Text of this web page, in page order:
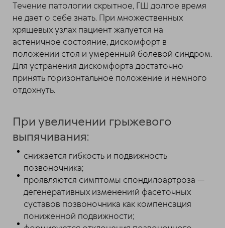
Течение патологии скрытное, ГШ долгое время
не дает о себе знать. При множественных
хрящевых узлах пациент жалуется на
астеничное состояние, дискомфорт в
положении стоя и умеренный болевой синдром.
Для устранения дискомфорта достаточно
принять горизонтальное положение и немного
отдохнуть.
При увеличении грыжевого
выпячивания:
снижается гибкость и подвижность
позвоночника;
проявляются симптомы спондилоартроза —
дегенеративных изменени1й фасеточных
суставов позвоночника как компенсация
пониженной подвижности;